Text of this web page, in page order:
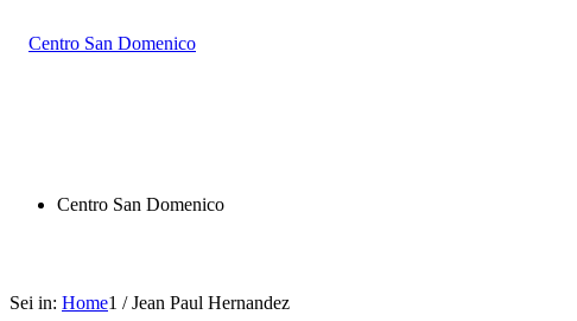
Centro San Domenico
Sei in: Home1 / Jean Paul Hernandez